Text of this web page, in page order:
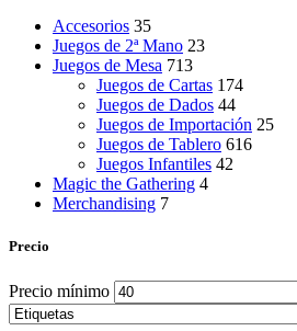
Accesorios 35
Juegos de 2ª Mano 23
Juegos de Mesa 713
Juegos de Cartas 174
Juegos de Dados 44
Juegos de Importación 25
Juegos de Tablero 616
Juegos Infantiles 42
Magic the Gathering 4
Merchandising 7
Precio
Precio mínimo